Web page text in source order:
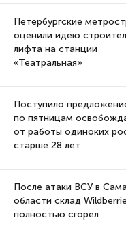
Петербургские
оценили идею
лифта на станции
«Театральная»
Поступило
по пятницам
от работы одиноких
старше 28 лет
После атаки ВСУ в
области склад
полностью сгорел